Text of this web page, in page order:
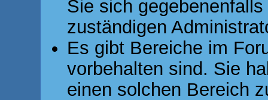
Sie sich
zuständigen
Es gibt Bereiche im
vorbehalten sind. Sie
einen solchen Bereich